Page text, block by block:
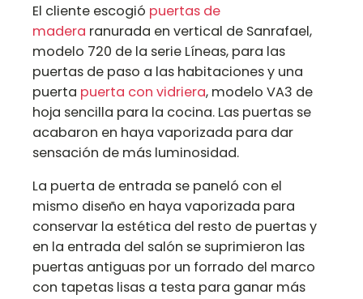
El cliente escogió puertas de
madera ranurada en vertical de Sanrafael,
modelo 720 de la serie Líneas, para las
puertas de paso a las habitaciones y una
puerta puerta con vidriera, modelo VA3 de
hoja sencilla para la cocina. Las puertas se
acabaron en haya vaporizada para dar
sensación de más luminosidad.
La puerta de entrada se paneló con el
mismo diseño en haya vaporizada para
conservar la estética del resto de puertas y
en la entrada del salón se suprimieron las
puertas antiguas por un forrado del marco
con tapetas lisas a testa para ganar más